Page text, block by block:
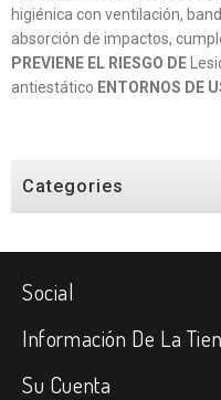
higiénica con ventilación,
absorción de impactos,
PREVIENE EL RIESGO DE
antiestático ENTORNOS DE
Categories
Social
Información De La
Su Cuenta